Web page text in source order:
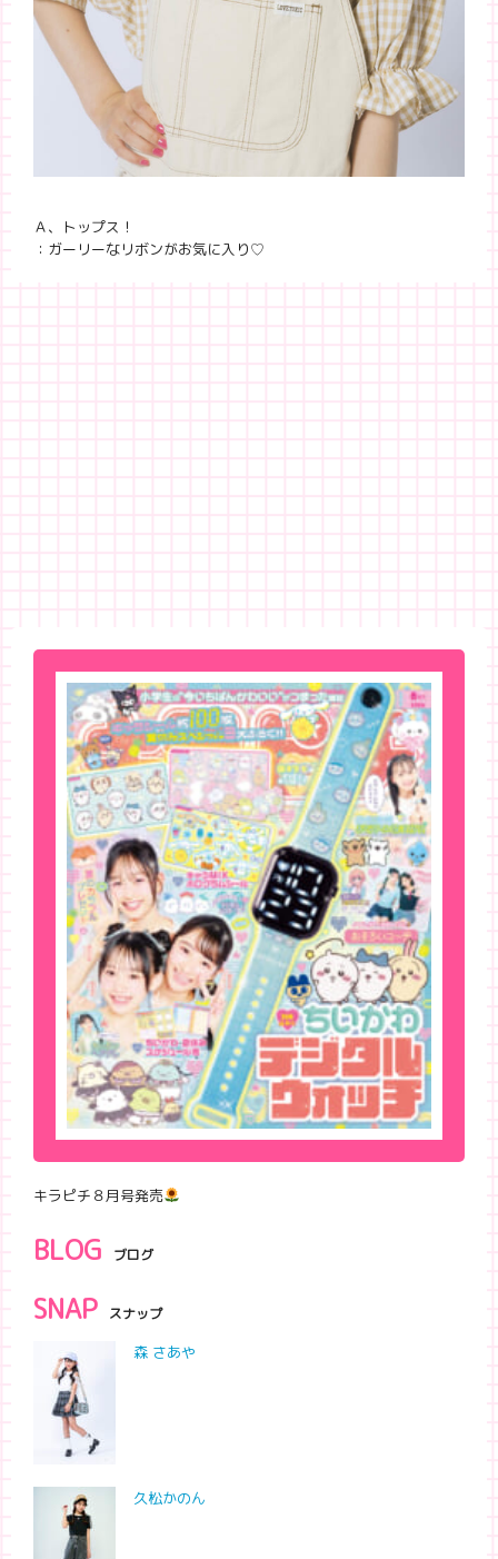
Ａ、トップス！
：ガーリーなリボンがお気に入り♡
キラピチ８月号発売
BLOG ブログ
SNAP スナップ
森 さあや
久松かのん